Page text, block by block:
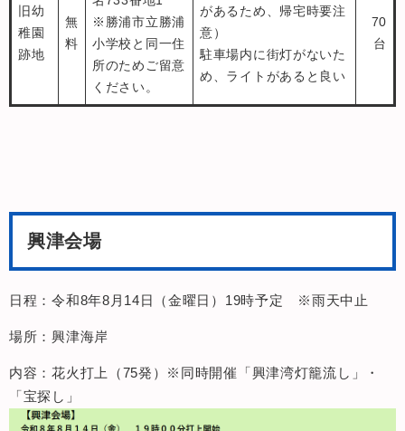
旧幼
稚園
跡地
無
料
​※勝浦市立勝浦
小学校と同一住
所のためご留意
ください。
があるため、帰宅時要注
意）
駐車場内に街灯がないた
め、ライトがあると良い
70
台
興津会場
日程：令和8年8月14日（金曜日）19時予定 ※雨天中止
場所：興津海岸
内容：花火打上（75発）※同時開催「興津湾灯籠流し」・
「宝探し」